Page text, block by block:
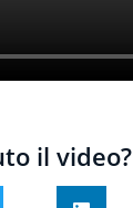
il